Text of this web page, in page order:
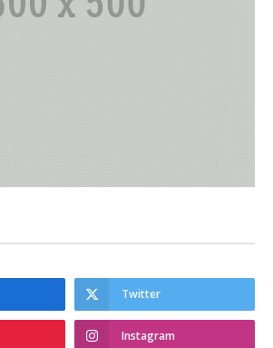
Twitter
Instagram